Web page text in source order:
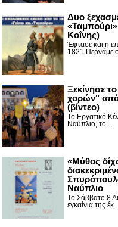
Δυο
Κοΐνης)
Έφτασε και η
1821.Περνάμε
Ξεκίνησε
χορών" από
(βίντεο)
Το Εργατικό
Ναύπλιο, το ...
«Μύθος
Ναύπλιο
Το Σάββατο 8
εγκαίνια της έκ...